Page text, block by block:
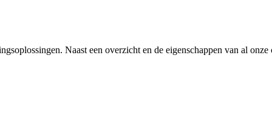
Naast een overzicht en de eigenschappen van al